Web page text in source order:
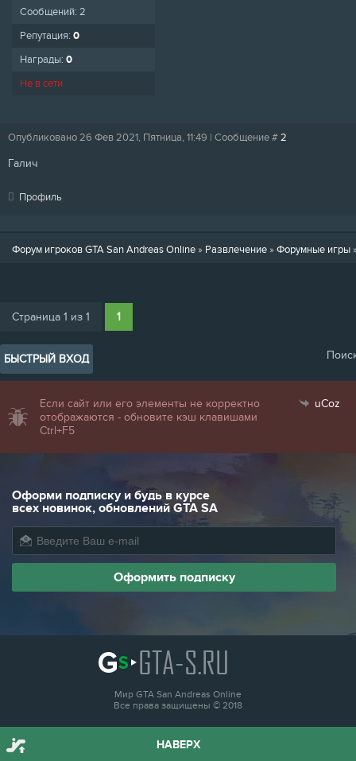
Сообщений: 2
Репутация: 0
Награды: 0
Не в сети
Опубликовано 26 Фев 2021, Пятница, 11:49 | Сообщение #2
Галич
Профиль
Форум игроков GTA San Andreas Online» Развлечение» Форумные игры
Страница 1 из 1 1
uCoz
Если сайт или его элементы не корректно
отображаются - обновите кэш клавишами
Ctrl+F5
Оформи подписку и будь в курсе
всех новинок, обновлений GTA SA
GTA-S.RU
Мир GTA San Andreas Online
Все права защищены © 2018
НАВЕРХ